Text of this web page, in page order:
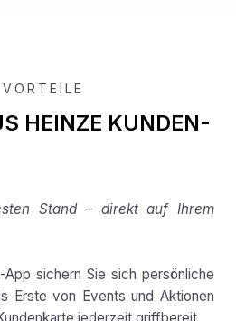
HEINZE KUNDEN-
Stand – direkt auf Ihrem
sichern Sie sich persönliche
Erste von Events und Aktionen